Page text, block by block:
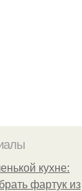
кухне:
фартук из